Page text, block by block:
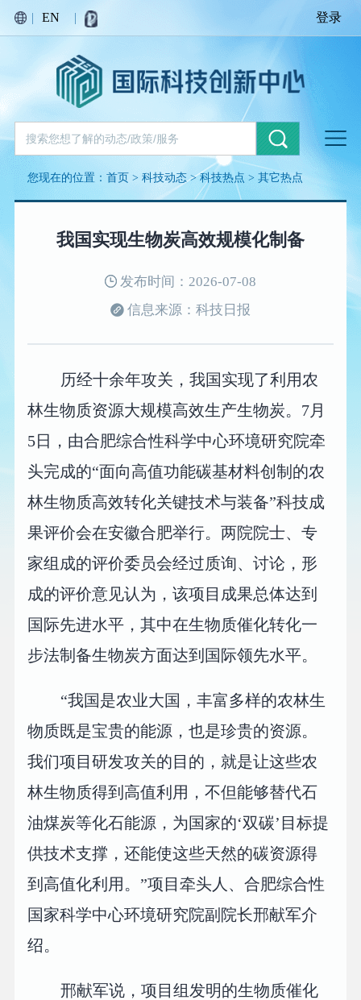
| EN | 登录
您现在的位置：首页 >科技动态>科技热点 >其它热点
我国实现生物炭高效规模化制备
发布时间：2026-07-08
信息来源：科技日报
历经十余年攻关，我国实现了利用农
林生物质资源大规模高效生产生物炭。7月
5日，由合肥综合性科学中心环境研究院牵
头完成的“面向高值功能碳基材料创制的农
林生物质高效转化关键技术与装备”科技成
果评价会在安徽合肥举行。两院院士、专
家组成的评价委员会经过质询、讨论，形
成的评价意见认为，该项目成果总体达到
国际先进水平，其中在生物质催化转化一
步法制备生物炭方面达到国际领先水平。
“我国是农业大国，丰富多样的农林生
物质既是宝贵的能源，也是珍贵的资源。
我们项目研发攻关的目的，就是让这些农
林生物质得到高值利用，不但能够替代石
油煤炭等化石能源，为国家的‘双碳’目标提
供技术支撑，还能使这些天然的碳资源得
到高值化利用。”项目牵头人、合肥综合性
国家科学中心环境研究院副院长邢献军介
绍。
邢献军说，项目组发明的生物质催化